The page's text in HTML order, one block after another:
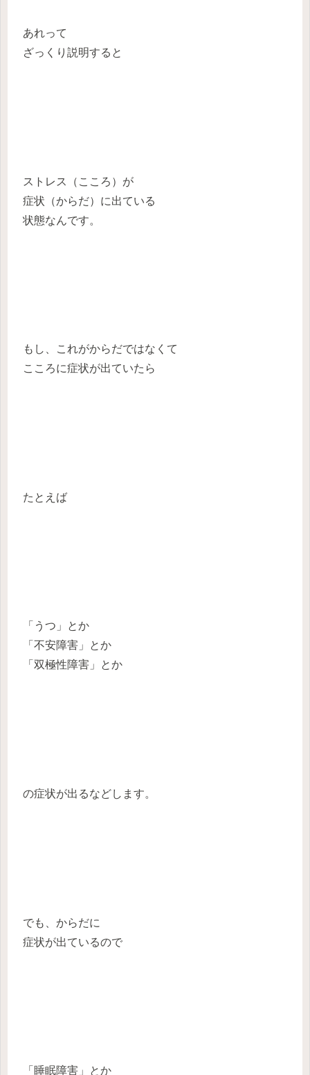
あれって
ざっくり説明すると
ストレス（こころ）が
症状（からだ）に出ている
状態なんです。
もし、これがからだではなくて
こころに症状が出ていたら
たとえば
「うつ」とか
「不安障害」とか
「双極性障害」とか
の症状が出るなどします。
でも、からだに
症状が出ているので
「睡眠障害」とか